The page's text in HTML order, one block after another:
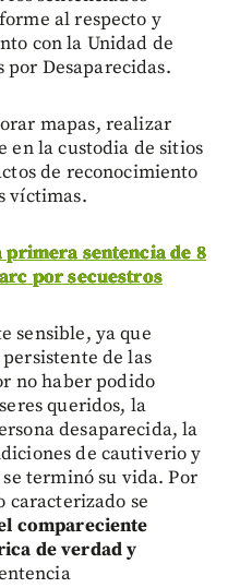
al respecto y
con la Unidad de
por Desaparecidas.
mapas, realizar
en la custodia de sitios
de reconocimiento
víctimas.
primera sentencia de 8
por secuestros
sensible, ya que
de las
no haber podido
queridos, la
desaparecida, la
de cautiverio y
terminó su vida. Por
caracterizado se
compareciente
de verdad y